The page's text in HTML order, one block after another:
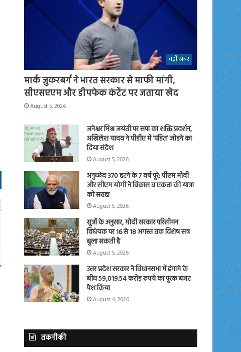
बड़ी खबर
मार्क जुकरबर्ग ने भारत सरकार से माफी मांगी,
सीएसएएम और डीपफेक कंटेंट पर जताया खेद
August 5, 2026
जनेश्वर मिश्र जयंती पर सपा का शक्ति प्रदर्शन,
अखिलेश यादव ने पीडीए में ‘पंडित’ जोड़ने का
दिया संदेश
August 5, 2026
अनुच्छेद 370 हटने के 7 वर्ष पूरे: पीएम मोदी
और सीएम योगी ने विकास व एकता की यात्रा
को सराहा
August 5, 2026
सूत्रों के अनुसार, मोदी सरकार परिसीमन
विधेयक पर 16 से 18 अगस्त तक विशेष सत्र
बुला सकती है
August 5, 2026
उत्तर प्रदेश सरकार ने विधानसभा में हंगामे के
बीच 59,019.54 करोड़ रुपये का पूरक बजट
पेश किया
August 4, 2026
तकनीकी